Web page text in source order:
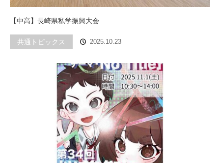
【中高】長崎県私学振興大会
共通トピックス 2025.10.23